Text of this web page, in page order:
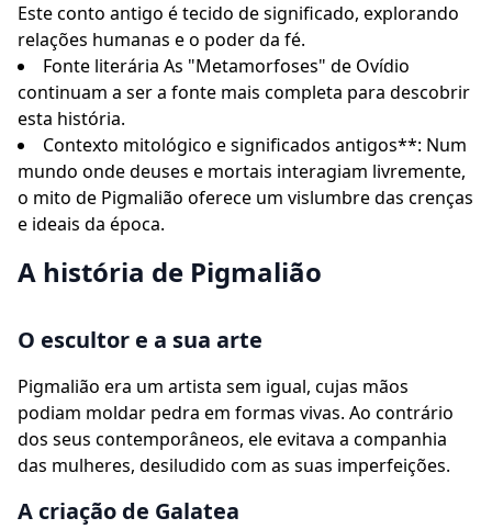
Este conto antigo é tecido de significado, explorando
relações humanas e o poder da fé.
Fonte literária As "Metamorfoses" de Ovídio
continuam a ser a fonte mais completa para descobrir
esta história.
Contexto mitológico e significados antigos**: Num
mundo onde deuses e mortais interagiam livremente,
o mito de Pigmalião oferece um vislumbre das crenças
e ideais da época.
A história de Pigmalião
O escultor e a sua arte
Pigmalião era um artista sem igual, cujas mãos
podiam moldar pedra em formas vivas. Ao contrário
dos seus contemporâneos, ele evitava a companhia
das mulheres, desiludido com as suas imperfeições.
A criação de Galatea